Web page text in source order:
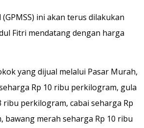
ini akan terus dilakukan
Fitri mendatang dengan harga
yang dijual melalui Pasar Murah,
Rp 10 ribu perkilogram, gula
ribu perkilogram, cabai seharga Rp
bawang merah seharga Rp 10 ribu